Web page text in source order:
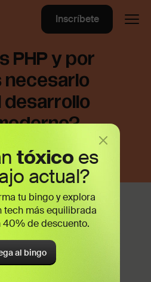
Inscríbete
PHP y por
necesario
desarrollo
de programación
general que a
pasó de ser un
scripts
web completo.
tóxico es
actual?
tu bingo y explora
tech más equilibrada
40% de descuento.
al bingo